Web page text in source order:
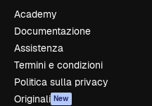
Academy
Documentazione
Assistenza
Termini e condizioni
Politica sulla privacy
Originali New